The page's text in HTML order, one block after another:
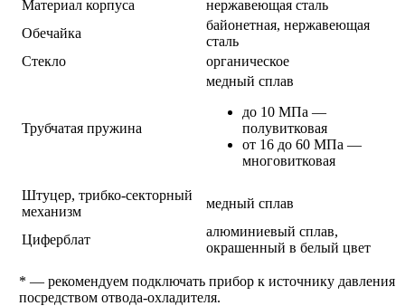
Материал корпуса
нержавеющая сталь
Обечайка
байонетная, нержавеющая
сталь
Стекло
органическое
Трубчатая пружина
медный сплав
до 10 МПа —
полувитковая
от 16 до 60 МПа —
многовитковая
Штуцер, трибко-секторный
механизм
медный сплав
Циферблат
алюминиевый сплав,
окрашенный в белый цвет
* — рекомендуем подключать прибор к источнику давления
посредством отвода-охладителя.